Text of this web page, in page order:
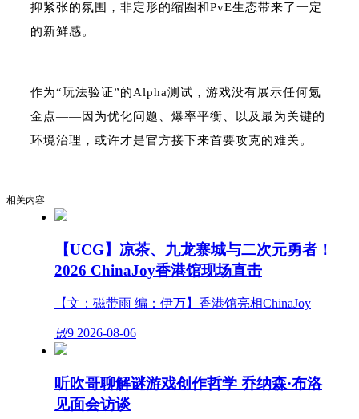
抑紧张的氛围，非定形的缩圈和PvE生态带来了一定
的新鲜感。
作为“玩法验证”的Alpha测试，游戏没有展示任何氪
金点——因为优化问题、爆率平衡、以及最为关键的
环境治理，或许才是官方接下来首要攻克的难关。
相关内容
【UCG】凉茶、九龙寨城与二次元勇者！
2026 ChinaJoy香港馆现场直击
【文：磁带雨 编：伊万】香港馆亮相ChinaJoy
넶9 2026-08-06
听吹哥聊解谜游戏创作哲学 乔纳森·布洛
见面会访谈